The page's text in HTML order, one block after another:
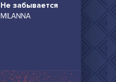
Не забывается
MILANNA